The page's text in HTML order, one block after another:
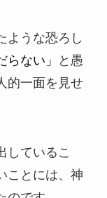
ような恐ろし
らない」
と愚
的一面を見せ
しているこ
ことには、神